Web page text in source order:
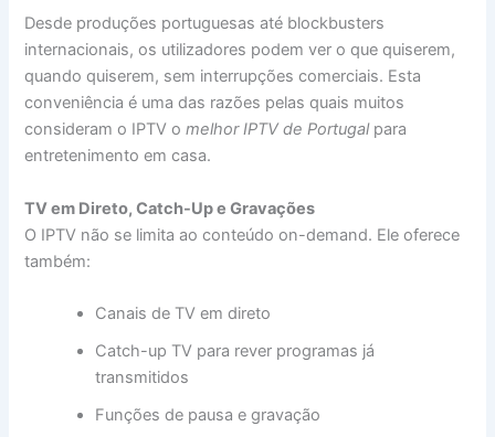
Desde produções portuguesas até blockbusters
internacionais, os utilizadores podem ver o que quiserem,
quando quiserem, sem interrupções comerciais. Esta
conveniência é uma das razões pelas quais muitos
consideram o IPTV omelhor IPTV de Portugalpara
entretenimento em casa.
TV em Direto, Catch-Up e Gravações
O IPTV não se limita ao conteúdo on-demand. Ele oferece
também:
Canais de TV em direto
Catch-up TV para rever programas já
transmitidos
Funções de pausa e gravação